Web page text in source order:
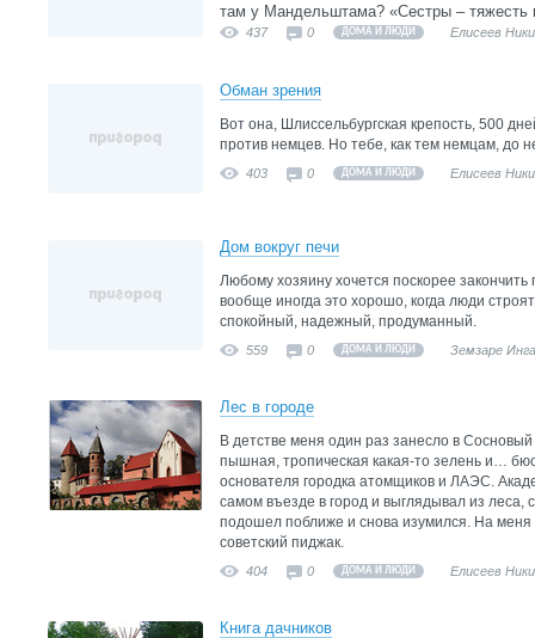
там у Мандельштама? «Сестры – тяжесть
437 0 ДОМА И ЛЮДИ Елисеев
Обман зрения
Вот она, Шлиссельбургская крепость, 500
против немцев. Но тебе, как тем немцам, до
403 0 ДОМА И ЛЮДИ Елисеев
Дом вокруг печи
Любому хозяину хочется поскорее закончить
вообще иногда это хорошо, когда люди
спокойный, надежный, продуманный.
559 0 ДОМА И ЛЮДИ Земзаре
Лес в городе
В детстве меня один раз занесло в
пышная, тропическая какая-то зелень и…
основателя городка атомщиков и ЛАЭС.
самом въезде в город и выглядывал из леса,
подошел поближе и снова изумился. На
советский пиджак.
404 0 ДОМА И ЛЮДИ Елисеев
Книга дачников